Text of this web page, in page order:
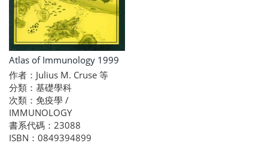
Atlas of Immunology 1999
作者：Julius M. Cruse 等
分類：基礎學科
次類：免疫學 /
IMMUNOLOGY
書系代碼：23088
ISBN：0849394899